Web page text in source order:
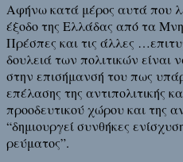
Αφήνω κατά μέρος αυτά που
έξοδο της Ελλάδας από τα
Πρέσπες και τις άλλες
δουλειά των πολιτικών είναι
στην επισήμανσή του πως
επέλασης της αντιπολιτικής
προοδευτικού χώρου και της
“δημιουργεί συνθήκες
ρεύματος”.